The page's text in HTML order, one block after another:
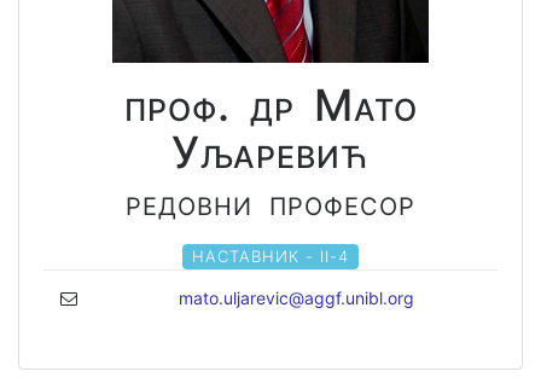
проф. др Мато
Уљаревић
редовни професор
НАСТАВНИК - II-4
mato.uljarevic@aggf.unibl.org